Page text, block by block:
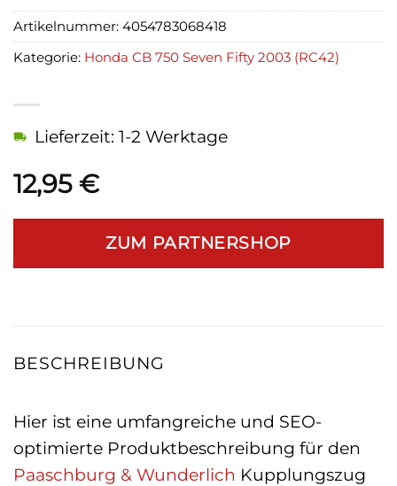
12,95 €
Lieferzeit: 1-2 Werktage
ZUM PARTNERSHOP
Artikelnummer: 4054783068418
Kategorie: Honda CB 750 Seven Fifty 2003 (RC42)
BESCHREIBUNG
Hier ist eine umfangreiche und SEO-
optimierte Produktbeschreibung für den
Paaschburg & Wunderlich Kupplungszug